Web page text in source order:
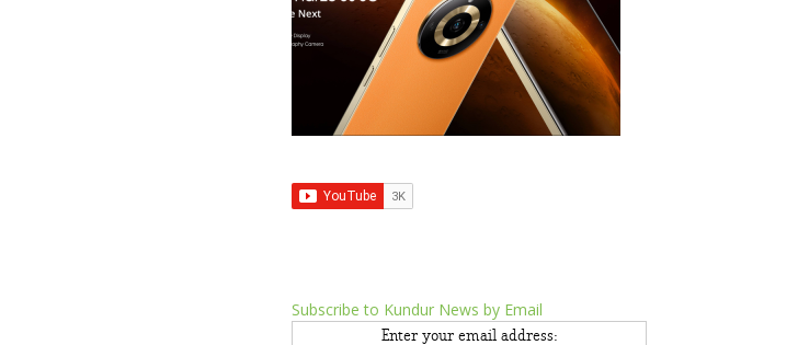
Subscribe to Kundur News by Email
Enter your email address: